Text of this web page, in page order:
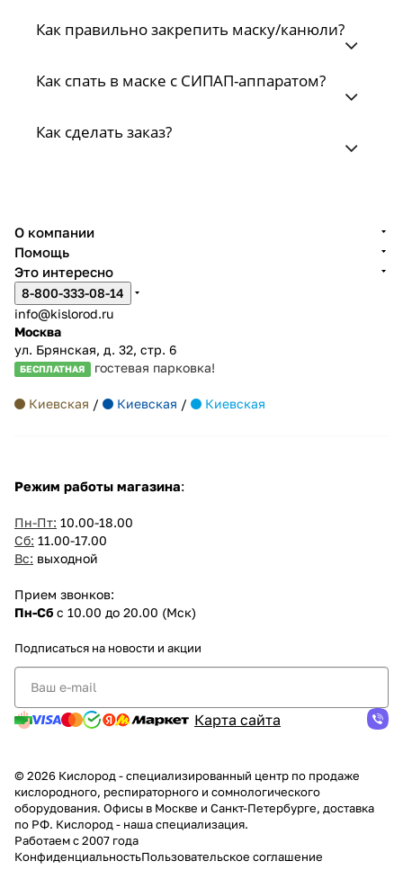
Как правильно закрепить маску/канюли?
Как спать в маске с СИПАП-аппаратом?
Как сделать заказ?
О компании
Помощь
Это интересно
8-800-333-08-14
info@kislorod.ru
Москва
ул. Брянская, д. 32, стр. 6
БЕСПЛАТНАЯ гостевая парковка!
Киевская / Киевская / Киевская
Режим работы магазина:
Пн-Пт: 10.00-18.00
Сб: 11.00-17.00
Вс: выходной
Прием звонков:
Пн-Сб с 10.00 до 20.00 (Мск)
Подписаться на новости и акции
Карта сайта
© 2026 Кислород - специализированный центр по продаже
кислородного, респираторного и сомнологического
оборудования. Офисы в Москве и Санкт-Петербурге, доставка
по РФ. Кислород - наша специализация.
Работаем с 2007 года
КонфиденциальностьПользовательское соглашение